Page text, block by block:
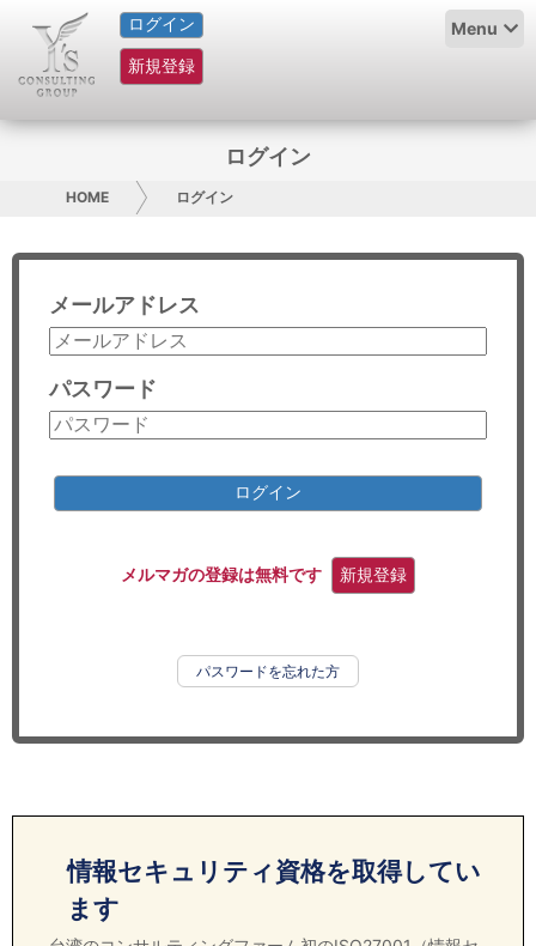
ログイン
新規登録
Menu
HOME
サービス紹介
グループ概要
採用情報
お問い合わせ
コンサルティング
リサーチ
ログイン
HOME ログイン
メールアドレス
パスワード
ログイン
メルマガの登録は無料です 新規登録
パスワードを忘れた方
情報セキュリティ資格を取得してい
ます